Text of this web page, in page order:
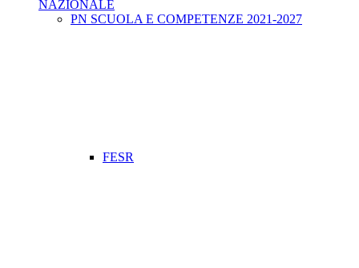
NAZIONALE
PN SCUOLA E COMPETENZE 2021-2027
FESR